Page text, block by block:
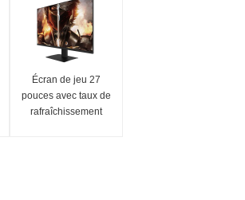
Écran de jeu 27
pouces avec taux de
rafraîchissement